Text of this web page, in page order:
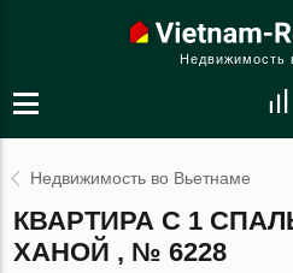
Недвижимость
Недвижимость во Вьетнаме
КВАРТИРА С 1
ХАНОЙ , № 6228